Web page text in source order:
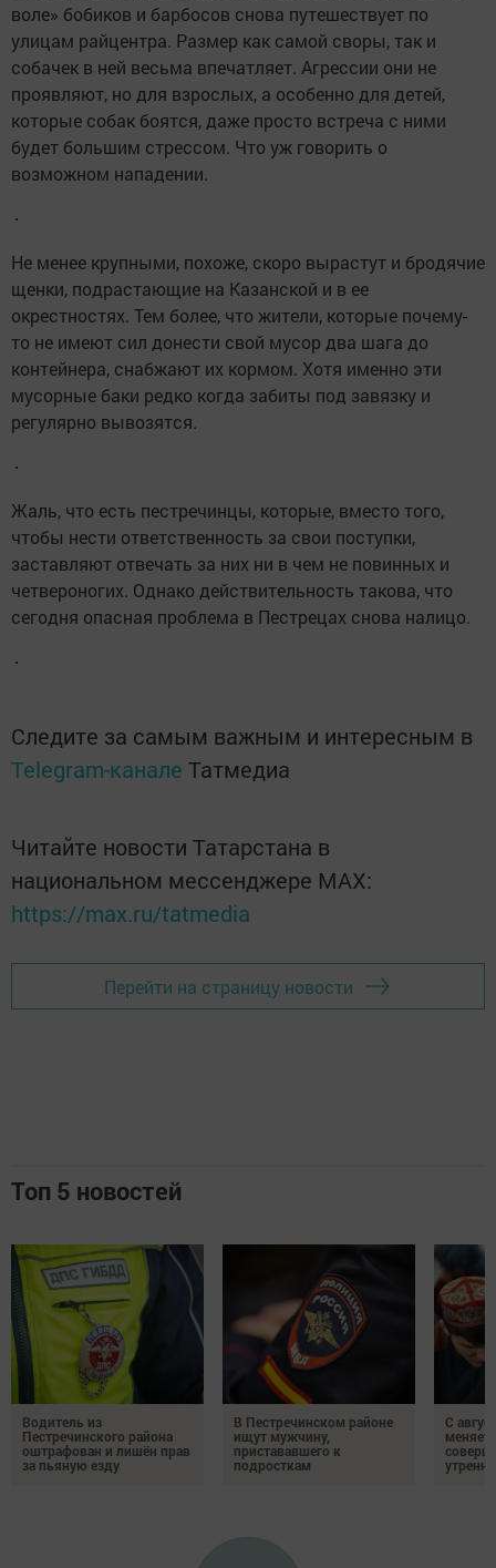
воле» бобиков и барбосов снова путешествует по
улицам райцентра. Размер как самой своры, так и
собачек в ней весьма впечатляет. Агрессии они не
проявляют, но для взрослых, а особенно для детей,
которые собак боятся, даже просто встреча с ними
будет большим стрессом. Что уж говорить о
возможном нападении.
Не менее крупными, похоже, скоро вырастут и бродячие
щенки, подрастающие на Казанской и в ее
окрестностях. Тем более, что жители, которые почему-
то не имеют сил донести свой мусор два шага до
контейнера, снабжают их кормом. Хотя именно эти
мусорные баки редко когда забиты под завязку и
регулярно вывозятся.
Жаль, что есть пестречинцы, которые, вместо того,
чтобы нести ответственность за свои поступки,
заставляют отвечать за них ни в чем не повинных и
четвероногих. Однако действительность такова, что
сегодня опасная проблема в Пестрецах снова налицо.
Следите за самым важным и интересным в
Telegram-канале Татмедиа
Читайте новости Татарстана в
национальном мессенджере MАХ:
https://max.ru/tatmedia
Перейти на страницу новости
Топ 5 новостей
Водитель из
Пестречинского района
оштрафован и лишён прав
за пьяную езду
В Пестречинском районе
ищут мужчину,
пристававшего к
подросткам
С